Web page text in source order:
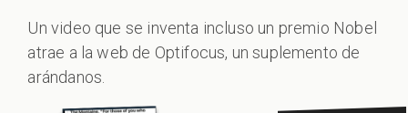
Un video que se inventa incluso un premio Nobel
atrae a la web de Optifocus, un suplemento de
arándanos.